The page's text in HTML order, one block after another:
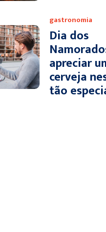
gastronomia
Dia dos
apreciar
cerveja
tão